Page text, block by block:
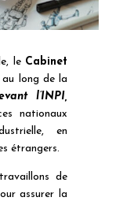
le Cabinet
long de la
l’INPI,
nationaux
en
étrangers.
de
assurer la